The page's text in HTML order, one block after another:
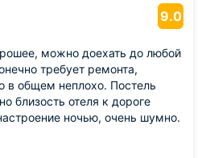
9.0
можно доехать до любой
требует ремонта,
в общем неплохо. Постель
близость отеля к дороге
ночью, очень шумно.
это не помеха. Есть что